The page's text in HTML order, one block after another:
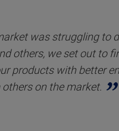
was struggling to
others, we set out to
products with better
on the market.